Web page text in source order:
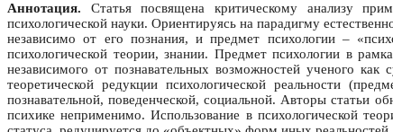
Аннотация. Статья посвящена критическому анализу
психологической науки. Ориентируясь на парадигму
независимо от его познания, и предмет психологии –
психологической теории, знании. Предмет психологии в
независимого от познавательных возможностей ученого
теоретической редукции психологической реальности
познавательной, поведенческой, социальной. Авторы статьи
психике неприменимо. Использование в психологической